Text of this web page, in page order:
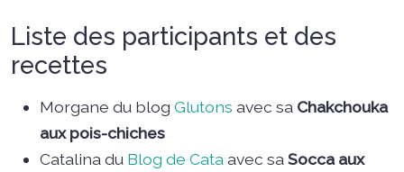
Liste des participants et des
recettes
Morgane du blog Glutons avec sa Chakchouka
aux pois-chiches
Catalina du Blog de Cataavec saSocca aux